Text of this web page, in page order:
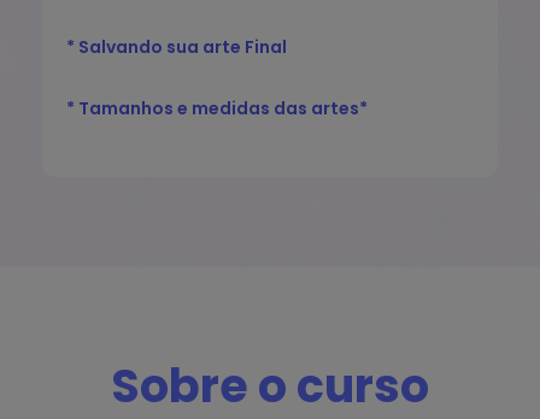
* Salvando sua arte Final
* Tamanhos e medidas das artes*​
Sobre o curso